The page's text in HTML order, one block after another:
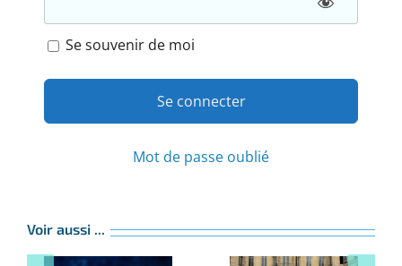
Se souvenir de moi
Mot de passe oublié
Voir aussi ...